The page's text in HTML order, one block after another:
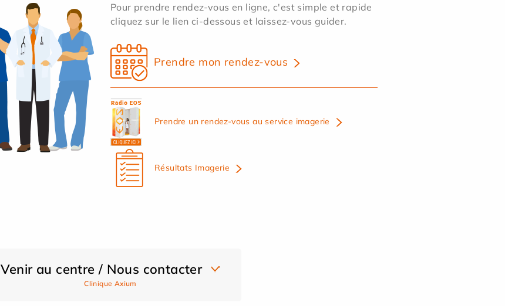
Pour prendre rendez-vous en ligne, c'est simple et rapide
cliquez sur le lien ci-dessous et laissez-vous guider.
Prendre mon rendez-vous
Prendre un rendez-vous au service imagerie
Résultats Imagerie
Venir au centre / Nous contacter
Clinique Axium